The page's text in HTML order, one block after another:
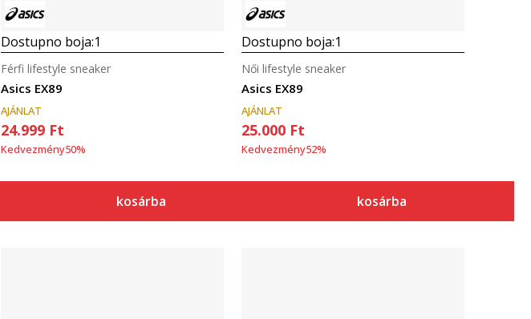
Dostupno boja:1
Asics EX89
Férfi lifestyle sneaker
AJÁNLAT
24.999 Ft
Kedvezmény50%
kosárba
Dostupno boja:1
Asics EX89
Női lifestyle sneaker
AJÁNLAT
25.000 Ft
Kedvezmény52%
kosárba